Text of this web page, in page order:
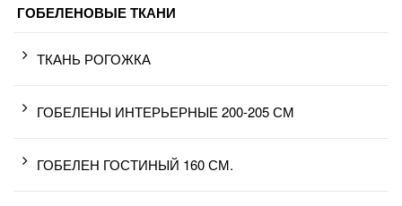
ГОБЕЛЕНОВЫЕ ТКАНИ
ТКАНЬ РОГОЖКА
ГОБЕЛЕНЫ ИНТЕРЬЕРНЫЕ 200-205 СМ
ГОБЕЛЕН ГОСТИНЫЙ 160 СМ.